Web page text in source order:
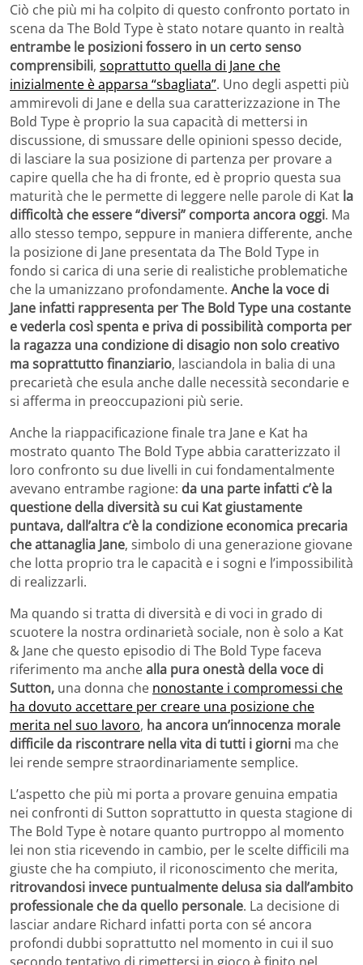
Ciò che più mi ha colpito di questo confronto portato in
scena da The Bold Type è stato notare quanto in realtà
entrambe le posizioni fossero in un certo senso
comprensibili, soprattutto quella di Jane che
inizialmente è apparsa “sbagliata”. Uno degli aspetti più
ammirevoli di Jane e della sua caratterizzazione in The
Bold Type è proprio la sua capacità di mettersi in
discussione, di smussare delle opinioni spesso decide,
di lasciare la sua posizione di partenza per provare a
capire quella che ha di fronte, ed è proprio questa sua
maturità che le permette di leggere nelle parole di Kat la
difficoltà che essere “diversi” comporta ancora oggi. Ma
allo stesso tempo, seppure in maniera differente, anche
la posizione di Jane presentata da The Bold Type in
fondo si carica di una serie di realistiche problematiche
che la umanizzano profondamente. Anche la voce di
Jane infatti rappresenta per The Bold Type una costante
e vederla così spenta e priva di possibilità comporta per
la ragazza una condizione di disagio non solo creativo
ma soprattutto finanziario, lasciandola in balia di una
precarietà che esula anche dalle necessità secondarie e
si afferma in preoccupazioni più serie.
Anche la riappacificazione finale tra Jane e Kat ha
mostrato quanto The Bold Type abbia caratterizzato il
loro confronto su due livelli in cui fondamentalmente
avevano entrambe ragione: da una parte infatti c’è la
questione della diversità su cui Kat giustamente
puntava, dall’altra c’è la condizione economica precaria
che attanaglia Jane, simbolo di una generazione giovane
che lotta proprio tra le capacità e i sogni e l’impossibilità
di realizzarli.
Ma quando si tratta di diversità e di voci in grado di
scuotere la nostra ordinarietà sociale, non è solo a Kat
& Jane che questo episodio di The Bold Type faceva
riferimento ma anchealla pura onestà della voce di
Sutton, una donna che nonostante i compromessi che
ha dovuto accettare per creare una posizione che
merita nel suo lavoro, ha ancora un’innocenza morale
difficile da riscontrare nella vita di tutti i giorni ma che
lei rende sempre straordinariamente semplice.
L’aspetto che più mi porta a provare genuina empatia
nei confronti di Sutton soprattutto in questa stagione di
The Bold Type è notare quanto purtroppo al momento
lei non stia ricevendo in cambio, per le scelte difficili ma
giuste che ha compiuto, il riconoscimento che merita,
ritrovandosi invece puntualmente delusa sia dall’ambito
professionale che da quello personale. La decisione di
lasciar andare Richard infatti porta con sé ancora
profondi dubbi soprattutto nel momento in cui il suo